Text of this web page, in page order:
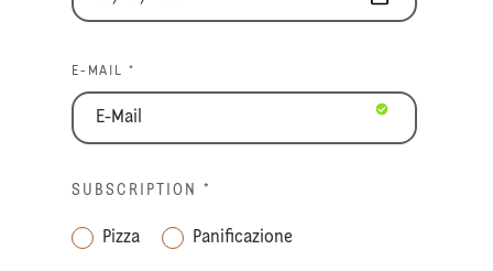
E-MAIL *
SUBSCRIPTION *
Pizza Panificazione